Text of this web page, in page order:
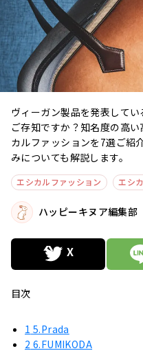
ヴィーガン製品を発表して
ご存知ですか？知名度の高
カルファッションを7選ご紹
みについても解説します。
エシカルファッション エシ
ハッピーキヌア編集部
目次
1 5.Prada
2 6.FUMIKODA